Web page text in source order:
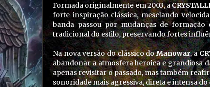
Formada originalmente em 2003, a
forte inspiração clássica, mesclando
banda passou por mudanças de formação
tradicional do estilo, preservando fortes
Na nova versão do clássico doManowar, a
abandonar a atmosfera heroica e grandiosa
apenas revisitar o passado, mas também
sonoridade mais agressiva, direta e intensa